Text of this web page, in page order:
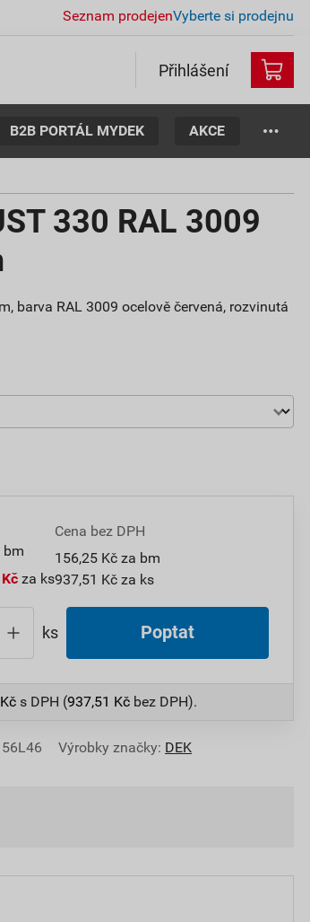
Seznam prodejenVyberte si prodejnu
Přihlášení
B2B PORTÁL MYDEK AKCE
330 RAL 3009
barva RAL 3009 ocelově červená, rozvinutá
bm
za ks
Cena bez DPH
156,25 Kč za bm
937,51 Kč za ks
ks Poptat
Kč s DPH (937,51 Kč bez DPH).
Výrobky značky: DEK